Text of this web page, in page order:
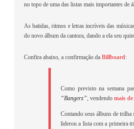
no topo de uma das listas mais importantes de
As batidas, ritmos e letras incríveis das
do novo álbum da cantora, dando a ela seu
Confira abaixo, a confirmação da Billboard:
Como previsto na semana
“Bangerz” , vendendo mais
Contando seus álbuns de
liderou a lista com a primeira